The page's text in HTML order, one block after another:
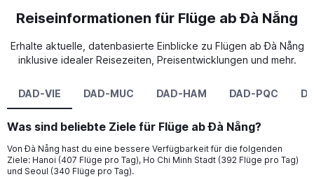
Reiseinformationen für Flüge ab Đà Nẵng
Erhalte aktuelle, datenbasierte Einblicke zu Flügen ab Đà Nẵng
inklusive idealer Reisezeiten, Preisentwicklungen und mehr.
DAD-VIE DAD-MUC DAD-HAM DAD-PQC
Was sind beliebte Ziele für Flüge ab Đà Nẵng?
Von Đà Nẵng hast du eine bessere Verfügbarkeit für die folgenden
Ziele: Hanoi (407 Flüge pro Tag), Ho Chi Minh Stadt (392 Flüge pro Tag)
und Seoul (340 Flüge pro Tag).